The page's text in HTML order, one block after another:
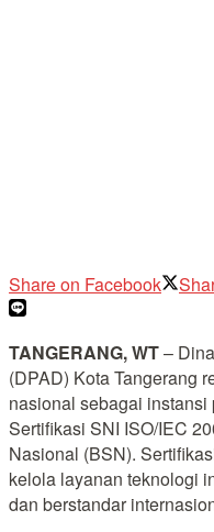
Share on Facebook
TANGERANG, WT–
(DPAD) Kota Tangerang
nasional sebagai
Sertifikasi SNI ISO/IEC
Nasional (BSN).
kelola layanan teknologi
dan berstandar